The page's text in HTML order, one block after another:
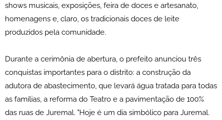
shows musicais, exposições, feira de doces e artesanato,
homenagens e, claro, os tradicionais doces de leite
produzidos pela comunidade.
Durante a cerimônia de abertura, o prefeito anunciou três
conquistas importantes para o distrito: a construção da
adutora de abastecimento, que levará água tratada para todas
as famílias, a reforma do Teatro e a pavimentação de 100%
das ruas de Juremal. "Hoje é um dia simbólico para Juremal.